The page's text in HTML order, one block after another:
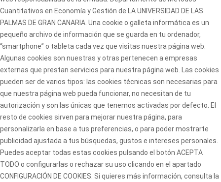
Cuantitativos en Economía y Gestión de LA UNIVERSIDAD DE LAS
PALMAS DE GRAN CANARIA. Una cookie o galleta informática es un
pequeño archivo de información que se guarda en tu ordenador,
“smartphone” o tableta cada vez que visitas nuestra página web.
Algunas cookies son nuestras y otras pertenecen a empresas
externas que prestan servicios para nuestra página web. Las cookies
pueden ser de varios tipos: las cookies técnicas son necesarias para
que nuestra página web pueda funcionar, no necesitan de tu
autorización y son las únicas que tenemos activadas por defecto. El
resto de cookies sirven para mejorar nuestra página, para
personalizarla en base a tus preferencias, o para poder mostrarte
publicidad ajustada a tus búsquedas, gustos e intereses personales.
Puedes aceptar todas estas cookies pulsando el botón ACEPTA
TODO o configurarlas o rechazar su uso clicando en el apartado
CONFIGURACIÓN DE COOKIES. Si quieres más información, consulta la